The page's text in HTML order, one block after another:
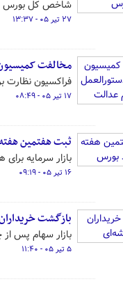
شاخص کل بورس تهران در پایان
۲۷ تیر ۰۵ - ۱۳:۳۷
مخالفت
فراکسیون نظارت
۱۷ تیر ۰۵ - ۰۸:۴۹
ثبت هفتمین
بازار سرمایه
۱۶ تیر ۰۵ - ۰۹:۱۹
بازگشت
بازار سهام پس از
۵ تیر ۰۵ - ۱۱:۴۰